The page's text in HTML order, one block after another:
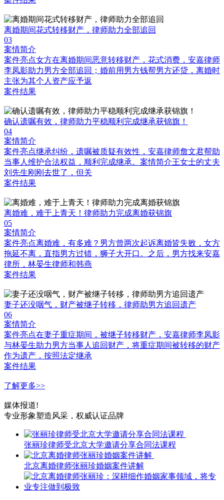
离婚期间花式转移财产，律师助力全部追回
03
案情简介
案件亮点女方在离婚期间恶意转移财产，花式消费，安嘉律师
李凤影助力男方全部追回；婚前用男方钱帮男方还贷，离婚时
主张为其个人资产应予返
案件结果
确认遗嘱有效，律师助力平稳顺利完成继承获锦旗！
04
案情简介
案件亮点继承纠纷，遗嘱被质疑有效性，安嘉律师詹文君帮助
当事人维护合法权益，顺利完成继承。案情简介王女士的丈夫
刘先生刚刚去世了，但关
案件结果
离婚难，难于上青天！律师助力完成离婚获锦旗
05
案情简介
案件亮点离婚难，有多难？男方曾两次起诉离婚皆失败，女方
拖延不离，直指男方过错，狮子大开口。之后，男方找来安嘉
律所，林晏生律师和韩燕
案件结果
妻子还没咽气，财产被继子转移，律师助男方追回遗产
06
案情简介
案件亮点在妻子重症期间，被继子转移财产，安嘉律师李凤影
与林晏生助力男方当事人追回财产，将重症期间被转移的财产
作为遗产，按照法定继承
案件结果
了解更多>>
媒体报道!
专业形象塑造风采，权威认证品牌
张丽珍律师受北京大学邀请分享合同法课程
北京离婚律师张丽珍婚姻案件讲解